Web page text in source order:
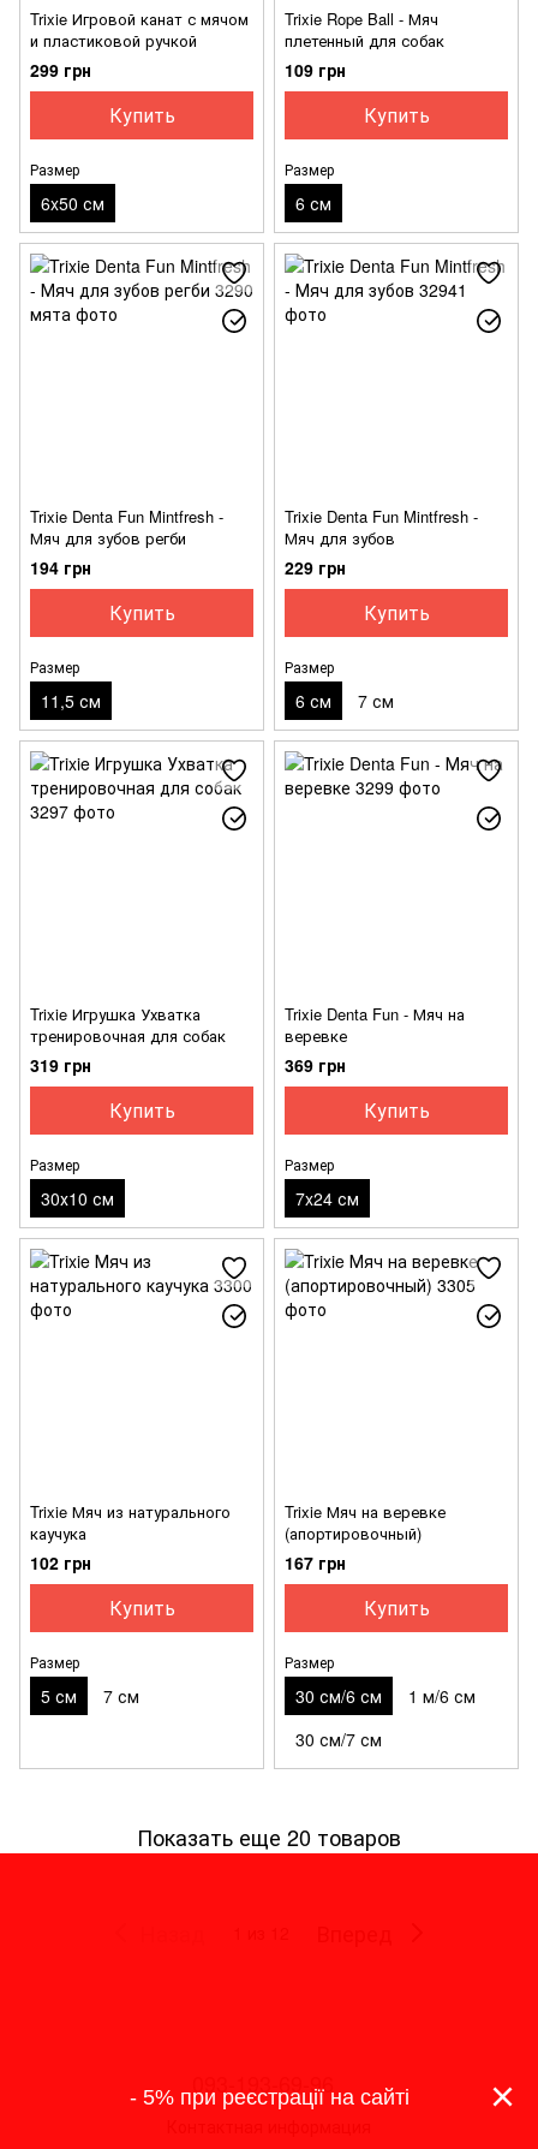
Trixie Игровой канат с мячом
и пластиковой ручкой
299 грн
Купить
Размер
6x50 см
Trixie Rope Ball - Мяч
плетенный для собак
109 грн
Купить
Размер
6 см
Trixie Denta Fun Mintfresh -
Мяч для зубов регби
194 грн
Купить
Размер
11,5 см
Trixie Denta Fun Mintfresh -
Мяч для зубов
229 грн
Купить
Размер
6 см 7 см
Trixie Игрушка Ухватка
тренировочная для собак
319 грн
Купить
Размер
30х10 см
Trixie Denta Fun - Мяч на
веревке
369 грн
Купить
Размер
7x24 см
Trixie Мяч из натурального
каучука
102 грн
Купить
Размер
5 см 7 см
Trixie Мяч на веревке
(апортировочный)
167 грн
Купить
Размер
30 см/6 см
1 м/6 см
30 см/7 см
Показать еще 20 товаров
093-193-69-96 ×
- 5% при реєстрації на сайті